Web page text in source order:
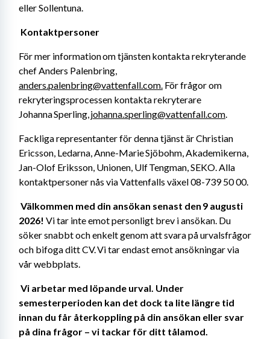
eller Sollentuna.
Kontaktpersoner
För mer information om tjänsten kontakta rekryterande
anders.palenbring@vattenfall.com. För frågor om
rekryteringsprocessen kontakta rekryterare
Johanna Sperling, johanna.sperling@vattenfall.com.
Fackliga representanter för denna tjänst är Christian
Ericsson, Ledarna, Anne-Marie Sjöbohm, Akademikerna,
Jan-Olof Eriksson, Unionen, Ulf Tengman, SEKO. Alla
kontaktpersoner nås via Vattenfalls växel 08-739 50 00.
Välkommen med din ansökan senast den 9 augusti
2026! Vi tar inte emot personligt brev i ansökan. Du
söker snabbt och enkelt genom att svara på urvalsfrågor
och bifoga ditt CV. Vi tar endast emot ansökningar via
vår webbplats.
Vi arbetar med löpande urval. Under
semesterperioden kan det dock ta lite längre tid
innan du får återkoppling på din ansökan eller svar
på dina frågor – vi tackar för ditt tålamod.